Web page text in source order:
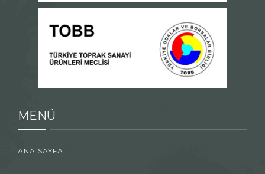
MENÜ
ANA SAYFA